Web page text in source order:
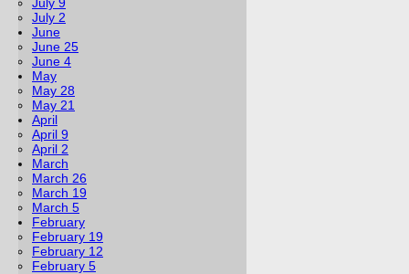
July 2
June
June 25
June 4
May
May 28
May 21
April
April 9
April 2
March
March 26
March 19
March 5
February
February 19
February 12
February 5